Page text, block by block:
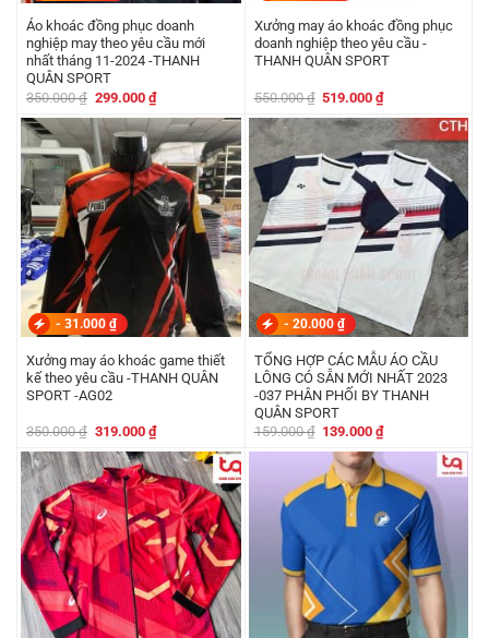
Áo khoác đồng phục doanh
nghiệp may theo yêu cầu mới
nhất tháng 11-2024 -THANH
QUÂN SPORT
350.000₫ Giá
là:
350.000 ₫.
299.000 ₫Giá
hiện
tại
là:
299.000 ₫.
Xưởng may áo khoác đồng phục
doanh nghiệp theo yêu cầu -
THANH QUÂN SPORT
550.000₫ Giá
là:
550.000 ₫.
519.000₫Giá
tại
là:
519.000 ₫.
- 31.000 ₫
Xưởng may áo khoác game thiết
kế theo yêu cầu -THANH QUÂN
SPORT -AG02
350.000₫ Giá
là:
350.000 ₫.
319.000 ₫Giá
hiện
tại
là:
319.000 ₫.
- 20.000 ₫
TỔNG HỢP CÁC MẪU ÁO CẦU
LÔNG CÓ SẴN MỚI NHẤT 2023
-037 PHÂN PHỐI BY THANH
QUÂN SPORT
159.000₫ Giá
là:
159.000 ₫.
139.000₫Giá
tại
là:
139.000 ₫.